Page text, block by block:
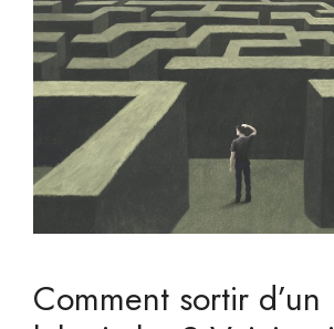
Comment sortir d’un